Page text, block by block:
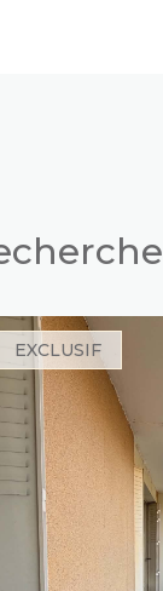
EXCLUSIF